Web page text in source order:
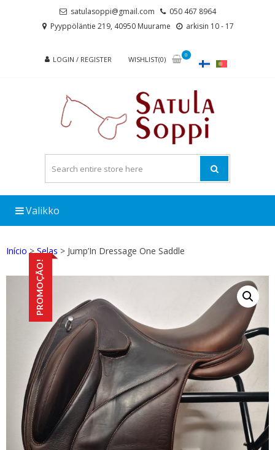
satulasoppi@gmail.com
050 467 8964
Pyyppöläntie 219, 40950 Muurame
arkisin 10 - 17
LOGIN / REGISTER WISHLIST(0)
0
Valikko
Início >Selas > Jump’In Dressage One Saddle
PROMOÇÃO!